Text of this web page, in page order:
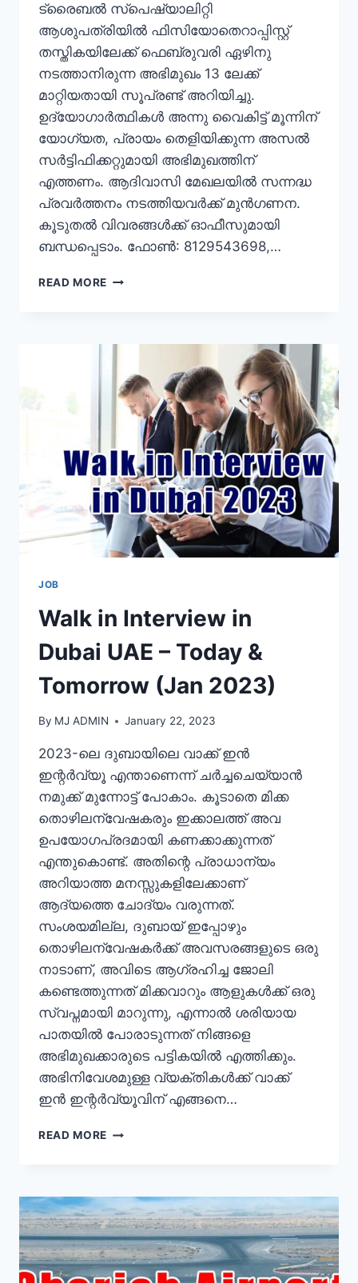
ട്രൈബല്‍ സ്‌പെഷ്യാലിറ്റി
ആശുപത്രിയില്‍ ഫിസിയോതെറാപ്പിസ്റ്റ്
തസ്തികയിലേക്ക് ഫെബ്രുവരി ഏഴിനു
നടത്താനിരുന്ന അഭിമുഖം 13 ലേക്ക്
മാറ്റിയതായി സൂപ്രണ്ട് അറിയിച്ചു.
ഉദ്യോഗാര്‍ത്ഥികള്‍ അന്നു വൈകിട്ട് മൂന്നിന്
യോഗ്യത, പ്രായം തെളിയിക്കുന്ന അസല്‍
സര്‍ട്ടിഫിക്കറ്റുമായി അഭിമുഖത്തിന്
എത്തണം. ആദിവാസി മേഖലയില്‍ സന്നദ്ധ
പ്രവര്‍ത്തനം നടത്തിയവര്‍ക്ക് മുന്‍ഗണന.
കൂടുതല്‍ വിവരങ്ങള്‍ക്ക് ഓഫീസുമായി
ബന്ധപ്പെടാം. ഫോണ്‍: 8129543698,…
READ MORE KERALA
2023:
തൊഴിൽ
വാർത്തകൾ
JOB
Walk in Interview in
Dubai UAE – Today &
Tomorrow (Jan 2023)
By MJ ADMIN January 22, 2023
2023-ലെ ദുബായിലെ വാക്ക് ഇൻ
ഇന്റർവ്യൂ എന്താണെന്ന് ചർച്ചചെയ്യാൻ
നമുക്ക് മുന്നോട്ട് പോകാം. കൂടാതെ മിക്ക
തൊഴിലന്വേഷകരും ഇക്കാലത്ത് അവ
ഉപയോഗപ്രദമായി കണക്കാക്കുന്നത്
എന്തുകൊണ്ട്. അതിന്റെ പ്രാധാന്യം
അറിയാത്ത മനസ്സുകളിലേക്കാണ്
ആദ്യത്തെ ചോദ്യം വരുന്നത്.
സംശയമില്ല, ദുബായ് ഇപ്പോഴും
തൊഴിലന്വേഷകർക്ക് അവസരങ്ങളുടെ ഒരു
നാടാണ്, അവിടെ ആഗ്രഹിച്ച ജോലി
കണ്ടെത്തുന്നത് മിക്കവാറും ആളുകൾക്ക് ഒരു
സ്വപ്നമായി മാറുന്നു, എന്നാൽ ശരിയായ
പാതയിൽ പോരാടുന്നത് നിങ്ങളെ
അഭിമുഖക്കാരുടെ പട്ടികയിൽ എത്തിക്കും.
അഭിനിവേശമുള്ള വ്യക്തികൾക്ക് വാക്ക്
ഇൻ ഇന്റർവ്യൂവിന് എങ്ങനെ…
READ MORE WALK
DUBAI
UAE
–
TODAY
&